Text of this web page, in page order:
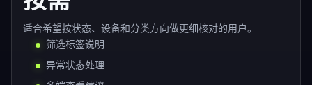
适合希望按状态、设备和分类方向做更细核对的用户。
筛选标签说明
异常状态处理